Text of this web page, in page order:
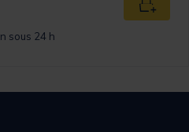
Ajouter
sous 24 h